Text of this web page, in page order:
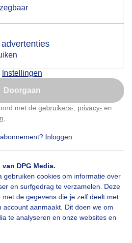
Instellingen
Doorgaan
met de gebruikers- privacy- en
Inloggen
DPG Media.
gebruiken cookies om informatie over
en surfgedrag te verzamelen. Deze
de gegevens die je zelf deelt met
account aanmaakt. Dit doen we om
te analyseren en onze websites en
13-06-2026, 46x bekeken
geduld aub...
toon de popup
misschien later
dit aan te passen